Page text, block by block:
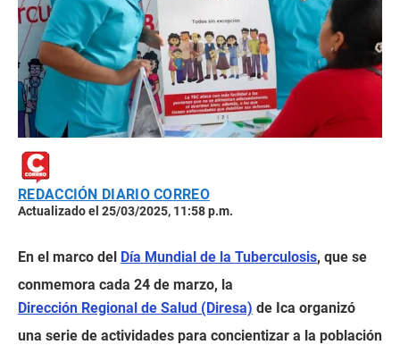
REDACCIÓN DIARIO CORREO
Actualizado el 25/03/2025, 11:58 p.m.
En el marco del Día Mundial de la Tuberculosis, que se
conmemora cada 24 de marzo, la
Dirección Regional de Salud (Diresa) de Ica organizó
una serie de actividades para concientizar a la población